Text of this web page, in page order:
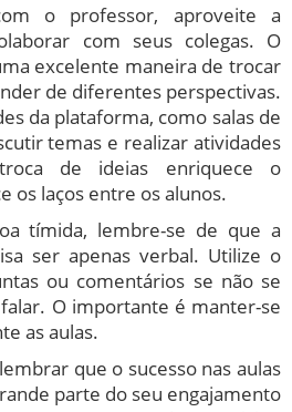
o professor, aproveite a
com seus colegas. O
excelente maneira de trocar
de diferentes perspectivas.
da plataforma, como salas de
temas e realizar atividades
troca de ideias enriquece o
os laços entre os alunos.
tímida, lembre-se de que a
ser apenas verbal. Utilize o
ou comentários se não se
O importante é manter-se
as aulas.
que o sucesso nas aulas
parte do seu engajamento